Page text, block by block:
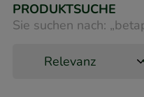
PRODUKTSUCHE
Sie suchen nach: „